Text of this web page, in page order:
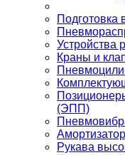
Подготовка
Устройства
Краны и
(ЭПП)
Рукава